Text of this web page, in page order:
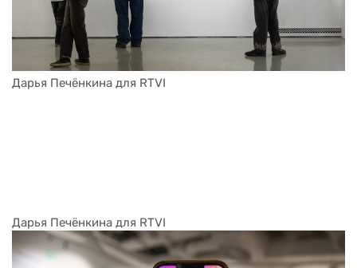
Дарья Печёнкина для RTVI